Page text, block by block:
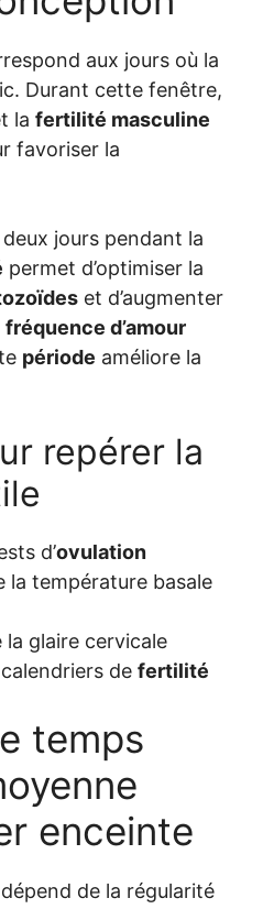
aux jours où la
Durant cette fenêtre,
la fertilité masculine
favoriser la
deux jours pendant la
permet d’optimiser la
et d’augmenter
fréquence d’amour
période améliore la
repérer la
d’ovulation
la température basale
la glaire cervicale
de fertilité
temps
enceinte
de la régularité